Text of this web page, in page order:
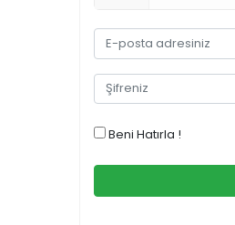
Beni Hatırla !